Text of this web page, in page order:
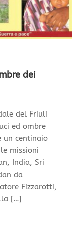
dei
del Friuli
ed ombre
un centinaio
missioni
India, Sri
da
Fizzarotti,
[…]